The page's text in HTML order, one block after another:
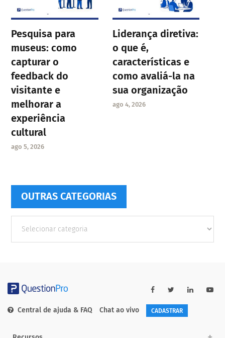
Pesquisa para
museus: como
capturar o
feedback do
visitante e
melhorar a
experiência
cultural
ago 5, 2026
Liderança diretiva:
o que é,
características e
como avaliá-la na
sua organização
ago 4, 2026
OUTRAS CATEGORIAS
Categorias
Central de ajuda & FAQ Chat ao vivo CADASTRAR